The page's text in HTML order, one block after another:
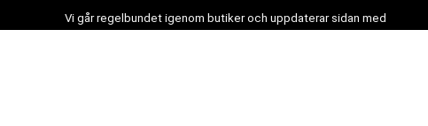
Vi går regelbundet igenom butiker och uppdaterar sidan med